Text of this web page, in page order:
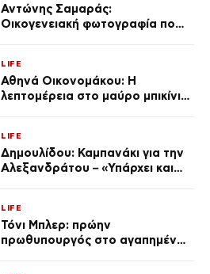
Αντώνης Σαμαράς:
Οικογενειακή φωτογραφία που
Λένας
LIFE
Αθηνά Οικονομάκου: Η
λεπτομέρεια στο μαύρο μπικίνι
(φωτογραφίες)
LIFE
Δημουλίδου: Καμπανάκι για την
Αλεξανδράτου – «Υπάρχει και
LIFE
Τόνι Μπλερ: πρώην
πρωθυπουργός στο αγαπημένο